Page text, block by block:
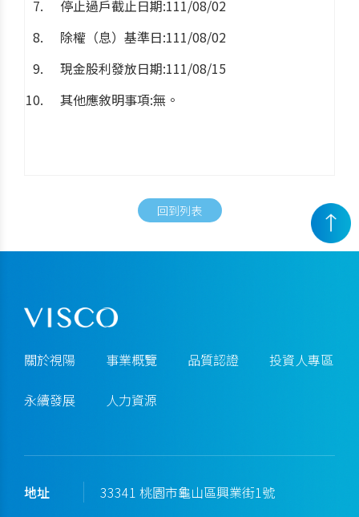
停止過戶截止日期:111/08/02
除權（息）基準日:111/08/02
現金股利發放日期:111/08/15
其他應敘明事項:無。
回到列表
關於視陽 事業概覽 品質認證 投資人專區
永續發展 人力資源
地址 33341 桃園市龜山區興業街1號